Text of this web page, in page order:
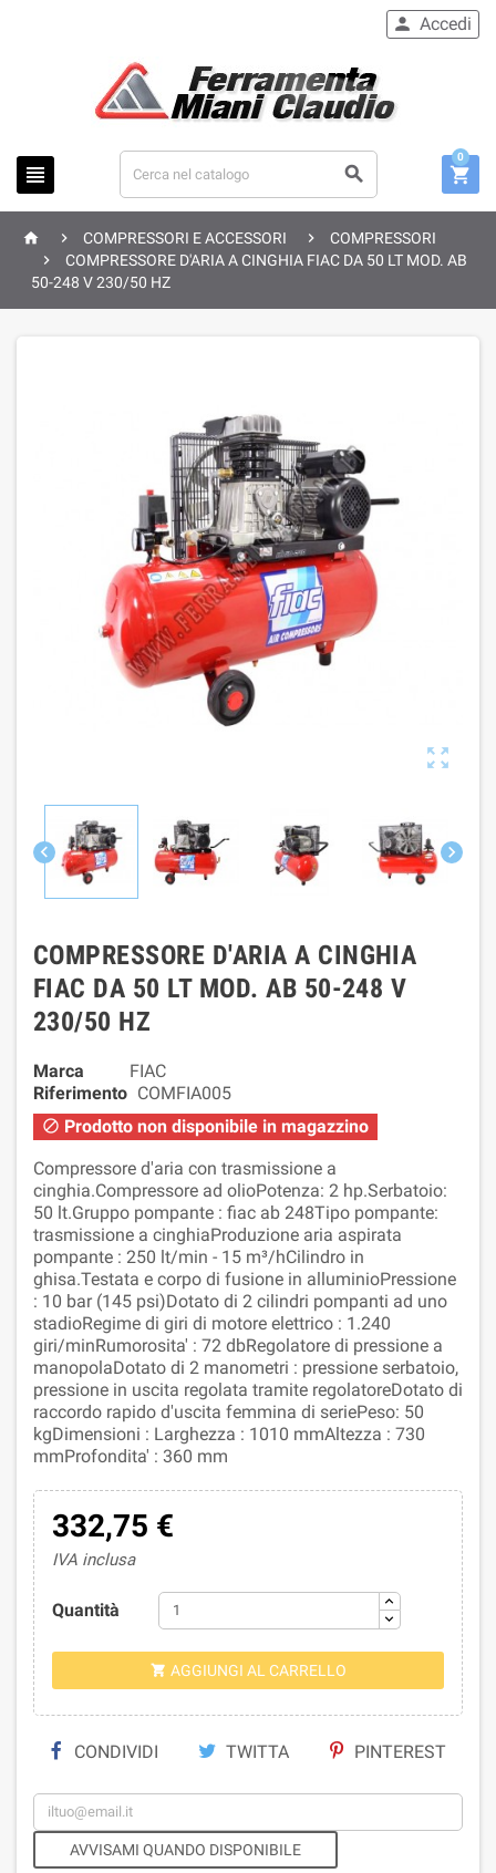
 
 Accedi

0
  COMPRESSORI E ACCESSORI 
COMPRESSORI

COMPRESSORE D'ARIA A CINGHIA FIAC DA 50 LT MOD. AB
50-248 V 230/50 HZ

 
COMPRESSORE D'ARIA A CINGHIA
FIAC DA 50 LT MOD. AB 50-248 V
230/50 HZ
Marca
FIAC
Riferimento COMFIA005
 Prodotto non disponibile in magazzino
Compressore d'aria con trasmissione a
cinghia.Compressore ad olioPotenza: 2 hp.Serbatoio:
50 lt.Gruppo pompante : fiac ab 248Tipo pompante:
trasmissione a cinghiaProduzione aria aspirata
pompante : 250 lt/min - 15 m³/hCilindro in
ghisa.Testata e corpo di fusione in alluminioPressione
: 10 bar (145 psi)Dotato di 2 cilindri pompanti ad uno
stadioRegime di giri di motore elettrico : 1.240
giri/minRumorosita' : 72 dbRegolatore di pressione a
manopolaDotato di 2 manometri : pressione serbatoio,
pressione in uscita regolata tramite regolatoreDotato di
raccordo rapido d'uscita femmina di seriePeso: 50
kgDimensioni : Larghezza : 1010 mmAltezza : 730
mmProfondita' : 360 mm
332,75 €
IVA inclusa
Quantità
 AGGIUNGI AL CARRELLO
CONDIVIDI TWITTA PINTEREST
AVVISAMI QUANDO DISPONIBILE